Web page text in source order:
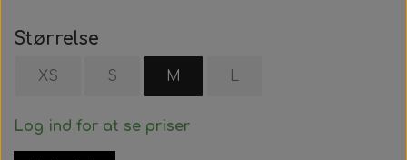
Størrelse
XS S M L
Log ind for at se priser